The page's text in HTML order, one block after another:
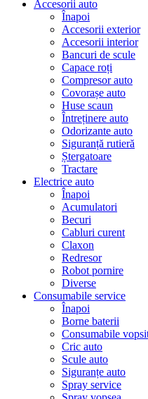
Accesorii auto
Înapoi
Accesorii exterior
Accesorii interior
Bancuri de scule
Capace roți
Compresor auto
Covorașe auto
Huse scaun
Întreținere auto
Odorizante auto
Siguranță rutieră
Ștergatoare
Tractare
Electrice auto
Înapoi
Acumulatori
Becuri
Cabluri curent
Claxon
Redresor
Robot pornire
Diverse
Consumabile service
Înapoi
Borne baterii
Consumabile
Cric auto
Scule auto
Siguranțe auto
Spray service